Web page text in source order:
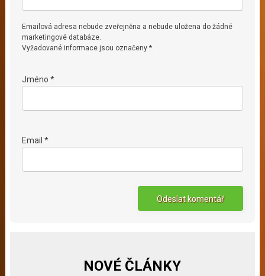
Emailová adresa nebude zveřejněna a nebude uložena do žádné
marketingové databáze.
Vyžadované informace jsou označeny *.
Jméno *
Email *
NOVÉ ČLÁNKY